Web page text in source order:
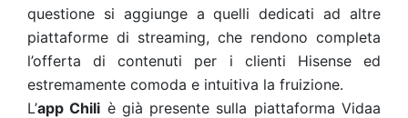
questione si aggiunge a quelli dedicati ad altre
piattaforme di streaming, che rendono completa
l’offerta di contenuti per i clienti Hisense ed
estremamente comoda e intuitiva la fruizione.
L’app Chili è già presente sulla piattaforma Vidaa